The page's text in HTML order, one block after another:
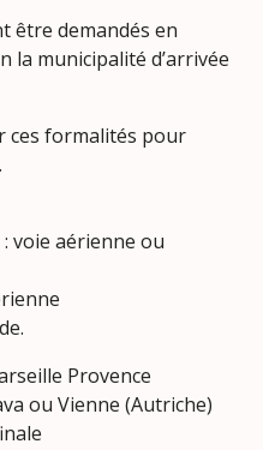
être demandés en
la municipalité d’arrivée
ces formalités pour
voie aérienne ou
Provence
ou Vienne (Autriche)